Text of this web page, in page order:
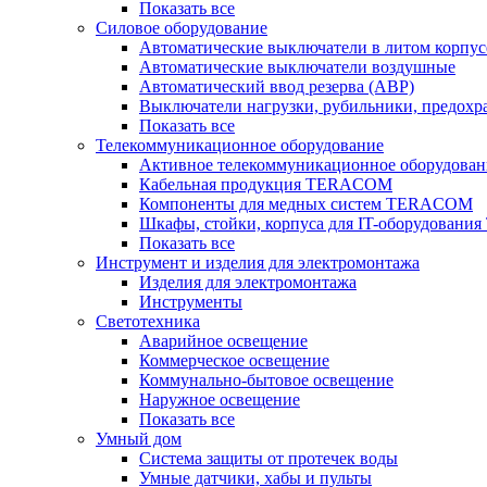
Показать все
Силовое оборудование
Автоматические выключатели в литом
Автоматические выключатели воздушные
Автоматический ввод резерва (АВР)
Выключатели нагрузки, рубильники,
Показать все
Телекоммуникационное оборудование
Активное телекоммуникационное
Кабельная продукция TERACOM
Компоненты для медных систем TERACOM
Шкафы, стойки, корпуса для IT-
Показать все
Инструмент и изделия для электромонтажа
Изделия для электромонтажа
Инструменты
Светотехника
Аварийное освещение
Коммерческое освещение
Коммунально-бытовое освещение
Наружное освещение
Показать все
Умный дом
Система защиты от протечек воды
Умные датчики, хабы и пульты